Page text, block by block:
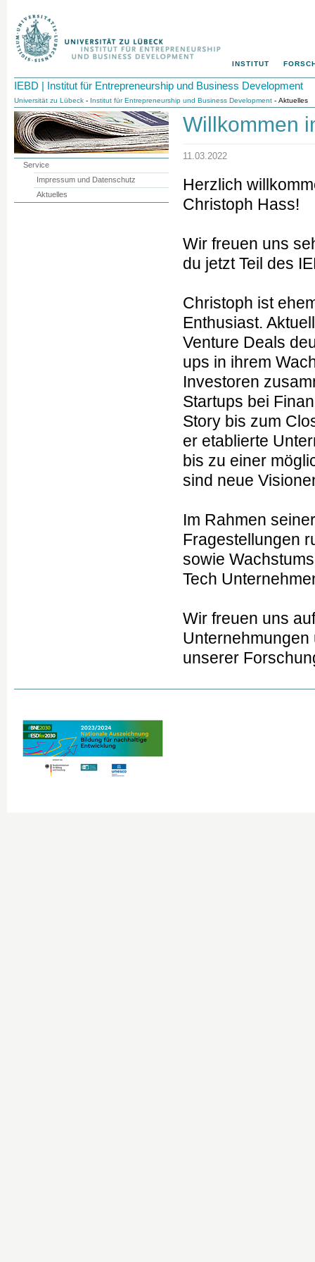
INSTITUT
IEBD | Institut für Entrepreneurship und Business Development
Universität zu Lübeck - Institut für Entrepreneurship und Business Development - Aktuelles
Willkommen
11.03.2022
Herzlich
Christoph Hass!
Wir freuen uns
du jetzt Teil des
Christoph ist
Enthusiast.
Venture Deals
ups in ihrem
Investoren
Startups bei
Story bis zum
er etablierte
bis zu einer
sind neue
Im Rahmen
Fragestellungen
sowie
Tech
Wir freuen uns
unserer
Service
Impressum und Datenschutz
Aktuelles